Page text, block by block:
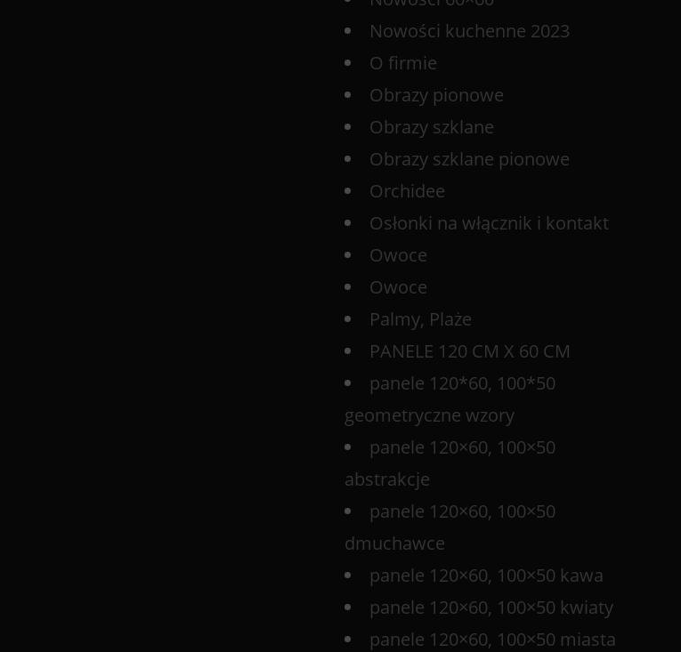
Nowości kuchenne 2023
O firmie
Obrazy pionowe
Obrazy szklane
Obrazy szklane pionowe
Orchidee
Osłonki na włącznik i kontakt
Owoce
Owoce
Palmy, Plaże
PANELE 120 CM X 60 CM
panele 120*60, 100*50
geometryczne wzory
panele 120×60, 100×50
abstrakcje
panele 120×60, 100×50
dmuchawce
panele 120×60, 100×50 kawa
panele 120×60, 100×50 kwiaty
panele 120×60, 100×50 miasta